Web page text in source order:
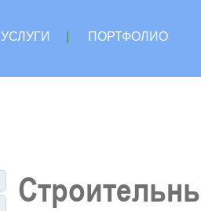
УСЛУГИ
ПОРТФОЛИО